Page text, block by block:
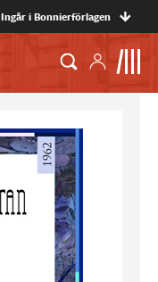
Ingår i Bonnierförlagen